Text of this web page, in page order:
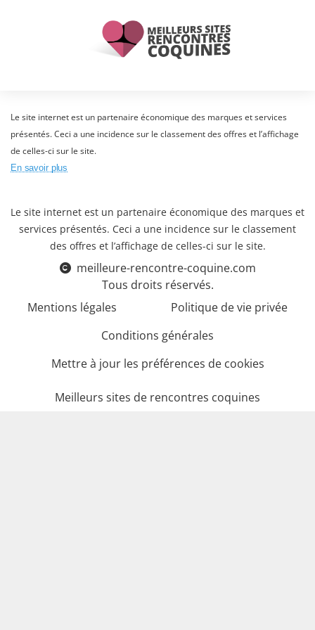
Le site internet est un partenaire économique des marques et services
présentés. Ceci a une incidence sur le classement des offres et l’affichage
de celles-ci sur le site.
En savoir plus
Le site internet est un partenaire économique des marques et
services présentés. Ceci a une incidence sur le classement
des offres et l’affichage de celles-ci sur le site.
meilleure-rencontre-coquine.com
Tous droits réservés.
Mentions légales
Politique de vie privée
Conditions générales
Mettre à jour les préférences de cookies
Meilleurs sites de rencontres coquines